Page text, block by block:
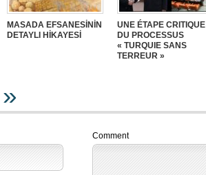
MASADA EFSANESİNİN
DETAYLI HİKAYESİ
UNE ÉTAPE CRITIQUE
DU PROCESSUS
« TURQUIE SANS
TERREUR »
»
Comment